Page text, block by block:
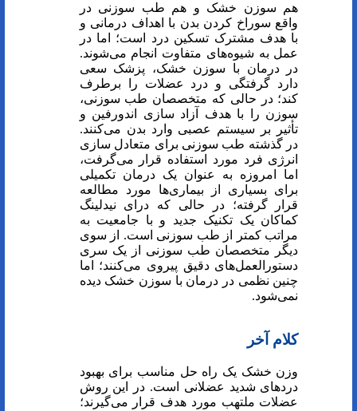
هم سوزن خشک و هم طب سوزنی در
واقع سوراخ کردن بدن با اهداف درمانی و
با هدف مشترک تسکین درد است؛ اما در
عمل به شیوه‌های متفاوت انجام می‌شوند.
در درمان با سوزن خشک، پزشک سعی
دارد گرفتگی و درد عضلات را برطرف
کند؛ در حالی که متخصصان طب سوزنی،
سوزن را با هدف آزاد سازی اندورفین و
تأثیر بر سیستم عصبی وارد بدن می‌کنند.
در گذشته طب سوزنی برای متعادل سازی
انرژی فرد مورد استفاده قرار می‌گرفت،
اما امروزه به عنوان یک درمان تکمیلی
برای بسیاری از بیماری‌ها مورد مطالعه
قرار گرفته؛ در حالی که درای نیدلینگ
کماکان یک تکنیک جدید و با جامعیت به
مراتب کمتر از طب سوزنی است. از سوی
دیگر متخصصان طب سوزنی از یک سری
دستورالعمل‌های دقیق پیروی می‌کنند؛ اما
چنین نظمی در درمان با سوزن خشک دیده
نمی‌شود.
کلام آخر
وزن خشک یک راه حل مناسب برای بهبود
درد‌های شدید عضلانی است. در این روش
عضلات ملتهب مورد هدف قرار می‌گیرند؛